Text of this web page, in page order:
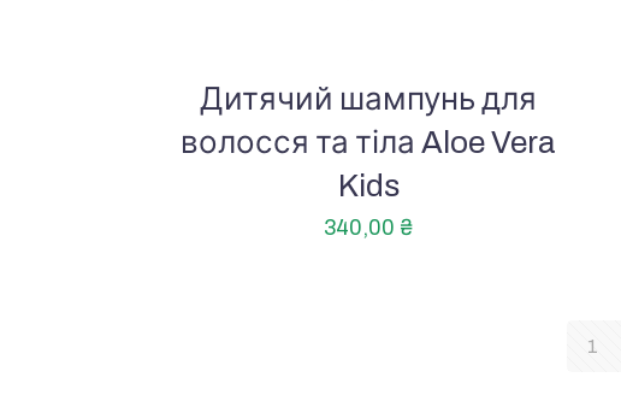
Дитячий шампунь для
волосся та тіла Aloe Vera
Kids
340,00 ₴
1